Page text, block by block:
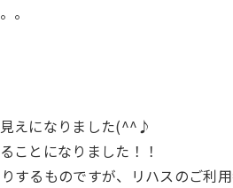
。
えになりました(^^♪
ことになりました！！
するものですが、リハスのご利